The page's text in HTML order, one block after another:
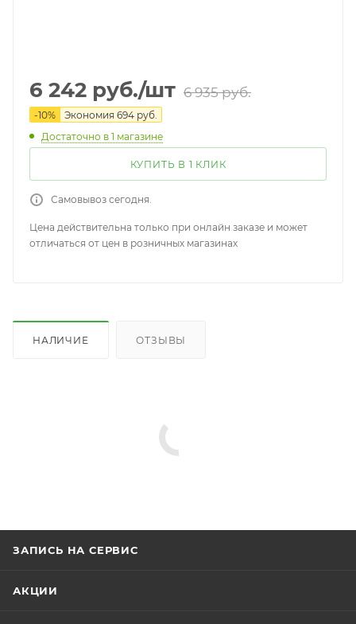
6 242 руб./шт 6 935руб.
-10% Экономия 694 руб.
Достаточно в 1 магазине
КУПИТЬ В 1 КЛИК
Самовывоз сегодня.
Цена действительна только при онлайн заказе и может
отличаться от цен в розничных магазинах
НАЛИЧИЕ ОТЗЫВЫ
ЗАПИСЬ НА СЕРВИС
АКЦИИ